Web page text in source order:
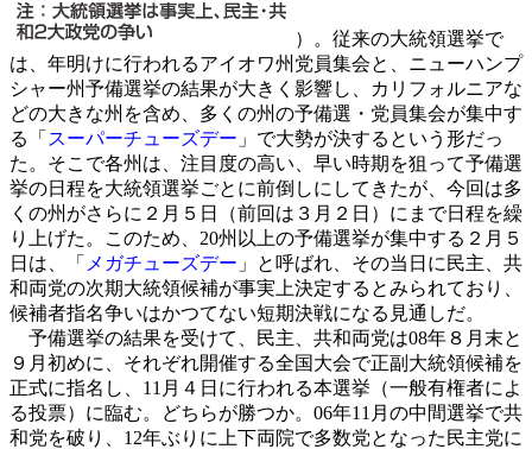
）。従来の大統領選挙で
は、年明けに行われるアイオワ州党員集会と、ニューハンプ
シャー州予備選挙の結果が大きく影響し、カリフォルニアな
どの大きな州を含め、多くの州の予備選・党員集会が集中す
る「 スーパーチューズデー 」で大勢が決するという形だっ
た。そこで各州は、注目度の高い、早い時期を狙って予備選
挙の日程を大統領選挙ごとに前倒しにしてきたが、今回は多
くの州がさらに２月５日（前回は３月２日）にまで日程を繰
り上げた。このため、20州以上の予備選挙が集中する２月５
日は、「 メガチューズデー 」と呼ばれ、その当日に民主、共
和両党の次期大統領候補が事実上決定するとみられており、
候補者指名争いはかつてない短期決戦になる見通しだ。
予備選挙の結果を受けて、民主、共和両党は08年８月末と
９月初めに、それぞれ開催する全国大会で正副大統領候補を
正式に指名し、11月４日に行われる本選挙（一般有権者によ
る投票）に臨む。どちらが勝つか。06年11月の中間選挙で共
和党を破り、12年ぶりに上下両院で多数党となった民主党に